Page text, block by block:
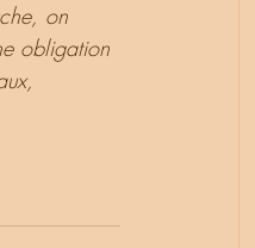
on
obligation